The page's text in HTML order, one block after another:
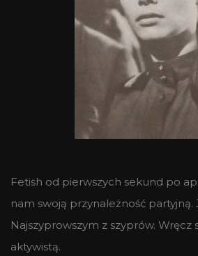
Fetish od pierwszych sekund po
nam swoją przynależność partyjną.
Najszyprowszym z szyprów. Wręcz
aktywistą.